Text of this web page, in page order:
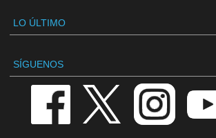
LO ÚLTIMO
SÍGUENOS